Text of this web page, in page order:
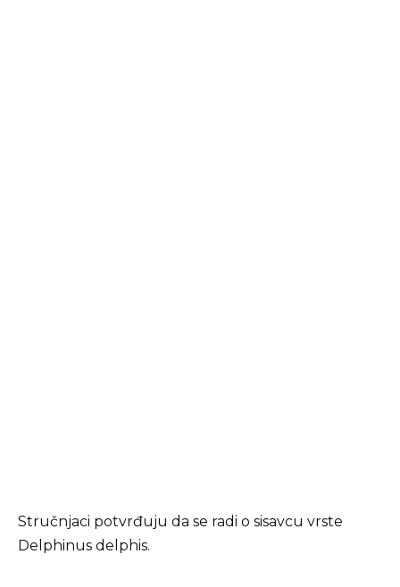
Stručnjaci potvrđuju da se radi o sisavcu vrste
Delphinus delphis.